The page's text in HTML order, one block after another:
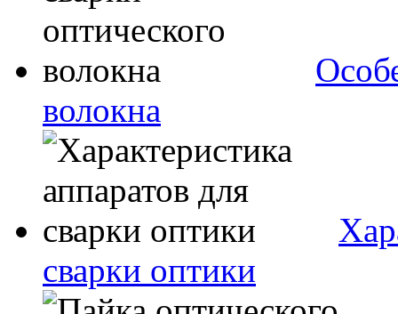
волокна
сварки оптики